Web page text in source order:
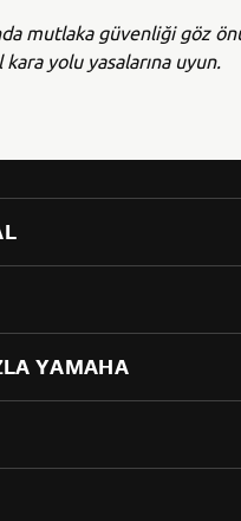
mutlaka güvenliği göz
yolu yasalarına uyun.
YAMAHA